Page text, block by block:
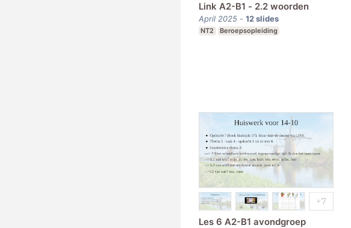
Link A2-B1 - 2.2 woorden
April 2025 - 12slides
NT2 Beroepsopleiding
Les 6 A2-B1 avondgroep